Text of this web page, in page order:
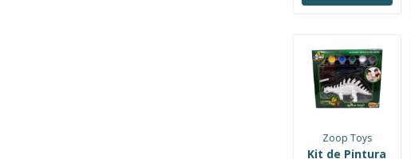
Zoop Toys
Kit de Pintura